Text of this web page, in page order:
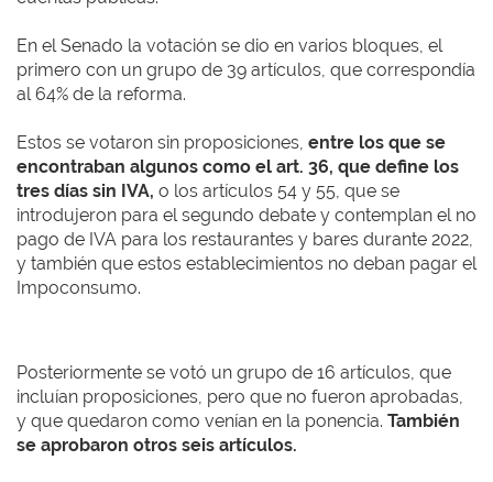
En el Senado la votación se dio en varios bloques, el
primero con un grupo de 39 artículos, que correspondía
al 64% de la reforma.
Estos se votaron sin proposiciones, entre los que se
encontraban algunos como el art. 36, que define los
tres días sin IVA, o los artículos 54 y 55, que se
introdujeron para el segundo debate y contemplan el no
pago de IVA para los restaurantes y bares durante 2022,
y también que estos establecimientos no deban pagar el
Impoconsumo.
Posteriormente se votó un grupo de 16 artículos, que
incluían proposiciones, pero que no fueron aprobadas,
y que quedaron como venían en la ponencia. También
se aprobaron otros seis artículos.